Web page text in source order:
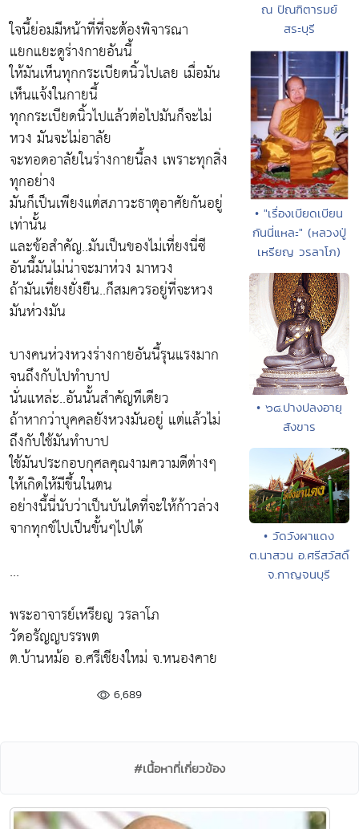
ใจนี้ย่อมมีหน้าที่ที่จะต้องพิจารณา
แยกแยะดูร่างกายอันนี้
ให้มันเห็นทุกกระเบียดนิ้วไปเลย เมื่อมัน
เห็นแจ้งในกายนี้
ทุกกระเบียดนิ้วไปแล้วต่อไปมันก็จะไม่
หวง มันจะไม่อาลัย
จะทอดอาลัยในร่างกายนี้ลง เพราะทุกสิ่ง
ทุกอย่าง
มันก็เป็นเพียงแต่สภาวะธาตุอาศัยกันอยู่
เท่านั้น
และข้อสำคัญ..มันเป็นของไม่เที่ยงนี่ซี
อันนี้มันไม่น่าจะมาห่วง มาหวง
ถ้ามันเที่ยงยั่งยืน..ก็สมควรอยู่ที่จะหวง
มันห่วงมัน
บางคนห่วงหวงร่างกายอันนี้รุนแรงมาก
จนถึงกับไปทำบาป
นั่นแหล่ะ..อันนั้นสำคัญทีเดียว
ถ้าหากว่าบุคคลยังหวงมันอยู่ แต่แล้วไม่
ถึงกับใช้มันทำบาป
ใช้มันประกอบกุศลคุณงามความดีต่างๆ
ให้เกิดให้มีขึ้นในตน
อย่างนี้นี่นับว่าเป็นบันไดที่จะให้ก้าวล่วง
จากทุกข์ไปเป็นขั้นๆไปได้
...
พระอาจารย์เหรียญ วรลาโภ
วัดอรัญญบรรพต
ต.บ้านหม้อ อ.ศรีเชียงใหม่ จ.หนองคาย
6,689
ณ ปัณฑิตารมย์
สระบุรี
• "เรื่องเบียดเบียน
กันนี่แหละ" (หลวงปู่
เหรียญ วรลาโภ)
• ๖๘.ปางปลงอายุ
สังขาร
• วัดวังผาแดง
ต.นาสวน อ.ศรีสวัสดิ์
จ.กาญจนบุรี
#เนื้อหาที่เกี่ยวข้อง